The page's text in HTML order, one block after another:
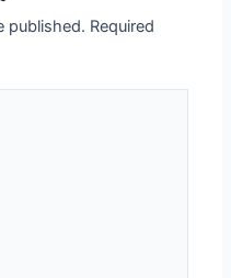
published. Required